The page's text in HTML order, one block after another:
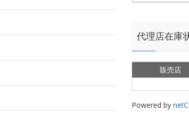
代理店在庫
販売店
Powered by